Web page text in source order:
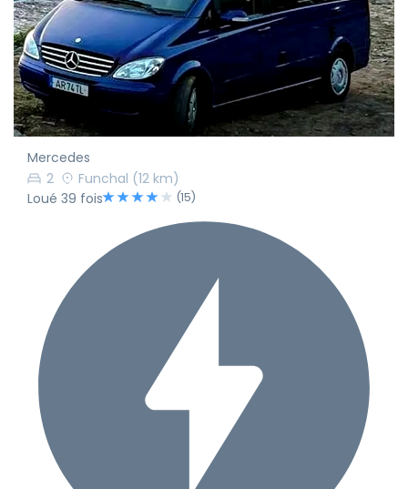
Mercedes
2
Funchal (12 km)
Loué 39 fois
(15)